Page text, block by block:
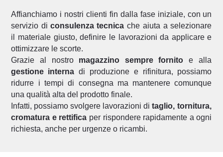
Affianchiamo i nostri clienti fin dalla fase iniziale, con un
servizio diconsulenza tecnica che aiuta a selezionare
il materiale giusto, definire le lavorazioni da applicare e
ottimizzare le scorte.
Grazie al nostro magazzino sempre fornito e alla
gestione interna di produzione e rifinitura, possiamo
ridurre i tempi di consegna ma mantenere comunque
una qualità alta del prodotto finale.
Infatti, possiamo svolgere lavorazioni ditaglio, tornitura,
cromatura e rettifica per rispondere rapidamente a ogni
richiesta, anche per urgenze o ricambi.